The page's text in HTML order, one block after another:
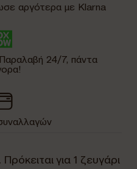
αργότερα με Klarna
24/7, πάντα
για 1 ζευγάρι